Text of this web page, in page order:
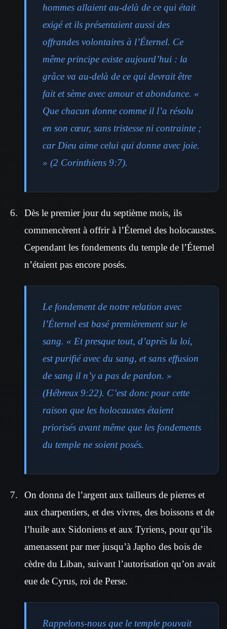
hommes allaient au-delà de ce qui était
exigé et ils présentaient aussi des
offrandes volontaires à l’Éternel. Ce
même principe existe aujourd’hui : la
grâce va au-delà de ce qui devrait être
fait et sème avec amour et abondance. «
Que chacun donne comme il l’a résolu
en son cœur, sans tristesse ni contrainte ;
car Dieu aime celui qui donne avec joie.
» (2 Corinthiens 9:7).
Dès le premier jour du septième mois, ils
commencèrent à offrir à l’Éternel des holocaustes.
Cependant les fondements du temple de l’Éternel
n’étaient pas encore posés.
Le fondement de notre relation avec
l’Éternel est basé premièrement sur le
sang. « Et presque tout, d’après la loi,
est purifié avec du sang, et sans effusion
de sang il n’y a pas de pardon. »
(Hébreux 9:22). C’est donc pour cette
raison que les holocaustes étaient
priorisés avant même que les fondements
du temple ne soient posés.
On donna de l’argent aux tailleurs de pierres et
aux charpentiers, et des vivres, des boissons et de
l’huile aux Sidoniens et aux Tyriens, pour qu’ils
amenassent par mer jusqu’à Japho des bois de
cèdre du Liban, suivant l’autorisation qu’on avait
eue de Cyrus, roi de Perse.
Rappelons-nous que le temple pouvait